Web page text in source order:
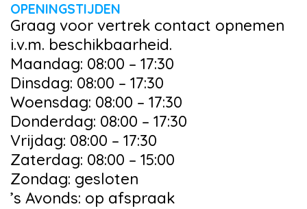
OPENINGSTIJDEN
Graag voor vertrek contact opnemen
i.v.m. beschikbaarheid.
Maandag: 08:00 – 17:30
Dinsdag: 08:00 – 17:30
Woensdag: 08:00 – 17:30
Donderdag: 08:00 – 17:30
Vrijdag: 08:00 – 17:30
Zaterdag: 08:00 – 15:00
Zondag: gesloten
’s Avonds: op afspraak